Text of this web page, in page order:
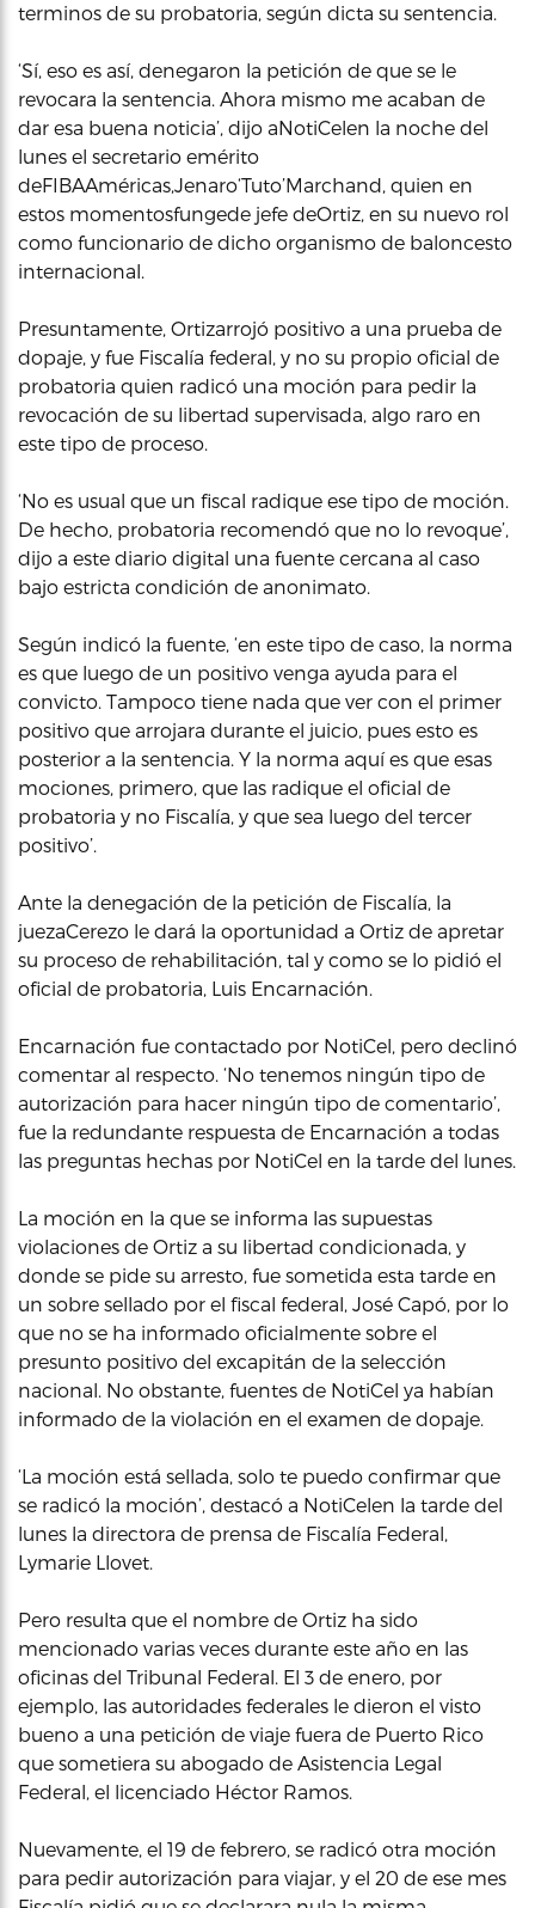
terminos de su probatoria, según dicta su sentencia.
‘Sí, eso es así, denegaron la petición de que se le
revocara la sentencia. Ahora mismo me acaban de
dar esa buena noticia’, dijo aNotiCelen la noche del
lunes el secretario emérito
deFIBAAméricas,Jenaro‘Tuto’Marchand, quien en
estos momentosfungede jefe deOrtiz, en su nuevo rol
como funcionario de dicho organismo de baloncesto
internacional.
Presuntamente, Ortizarrojó positivo a una prueba de
dopaje, y fue Fiscalía federal, y no su propio oficial de
probatoria quien radicó una moción para pedir la
revocación de su libertad supervisada, algo raro en
este tipo de proceso.
‘No es usual que un fiscal radique ese tipo de moción.
De hecho, probatoria recomendó que no lo revoque’,
dijo a este diario digital una fuente cercana al caso
bajo estricta condición de anonimato.
Según indicó la fuente, ‘en este tipo de caso, la norma
es que luego de un positivo venga ayuda para el
convicto. Tampoco tiene nada que ver con el primer
positivo que arrojara durante el juicio, pues esto es
posterior a la sentencia. Y la norma aquí es que esas
mociones, primero, que las radique el oficial de
probatoria y no Fiscalía, y que sea luego del tercer
positivo’.
Ante la denegación de la petición de Fiscalía, la
juezaCerezo le dará la oportunidad a Ortiz de apretar
su proceso de rehabilitación, tal y como se lo pidió el
oficial de probatoria, Luis Encarnación.
Encarnación fue contactado por NotiCel, pero declinó
comentar al respecto. ‘No tenemos ningún tipo de
autorización para hacer ningún tipo de comentario’,
fue la redundante respuesta de Encarnación a todas
las preguntas hechas por NotiCel en la tarde del lunes.
La moción en la que se informa las supuestas
violaciones de Ortiz a su libertad condicionada, y
donde se pide su arresto, fue sometida esta tarde en
un sobre sellado por el fiscal federal, José Capó, por lo
que no se ha informado oficialmente sobre el
presunto positivo del excapitán de la selección
nacional. No obstante, fuentes de NotiCel ya habían
informado de la violación en el examen de dopaje.
‘La moción está sellada, solo te puedo confirmar que
se radicó la moción’, destacó a NotiCelen la tarde del
lunes la directora de prensa de Fiscalía Federal,
Lymarie Llovet.
Pero resulta que el nombre de Ortiz ha sido
mencionado varias veces durante este año en las
oficinas del Tribunal Federal. El 3 de enero, por
ejemplo, las autoridades federales le dieron el visto
bueno a una petición de viaje fuera de Puerto Rico
que sometiera su abogado de Asistencia Legal
Federal, el licenciado Héctor Ramos.
Nuevamente, el 19 de febrero, se radicó otra moción
para pedir autorización para viajar, y el 20 de ese mes